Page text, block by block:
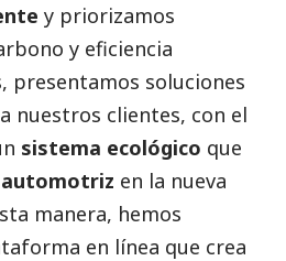
y priorizamos
y eficiencia
presentamos soluciones
nuestros clientes, con el
sistema ecológico que
en la nueva
manera, hemos
en línea que crea